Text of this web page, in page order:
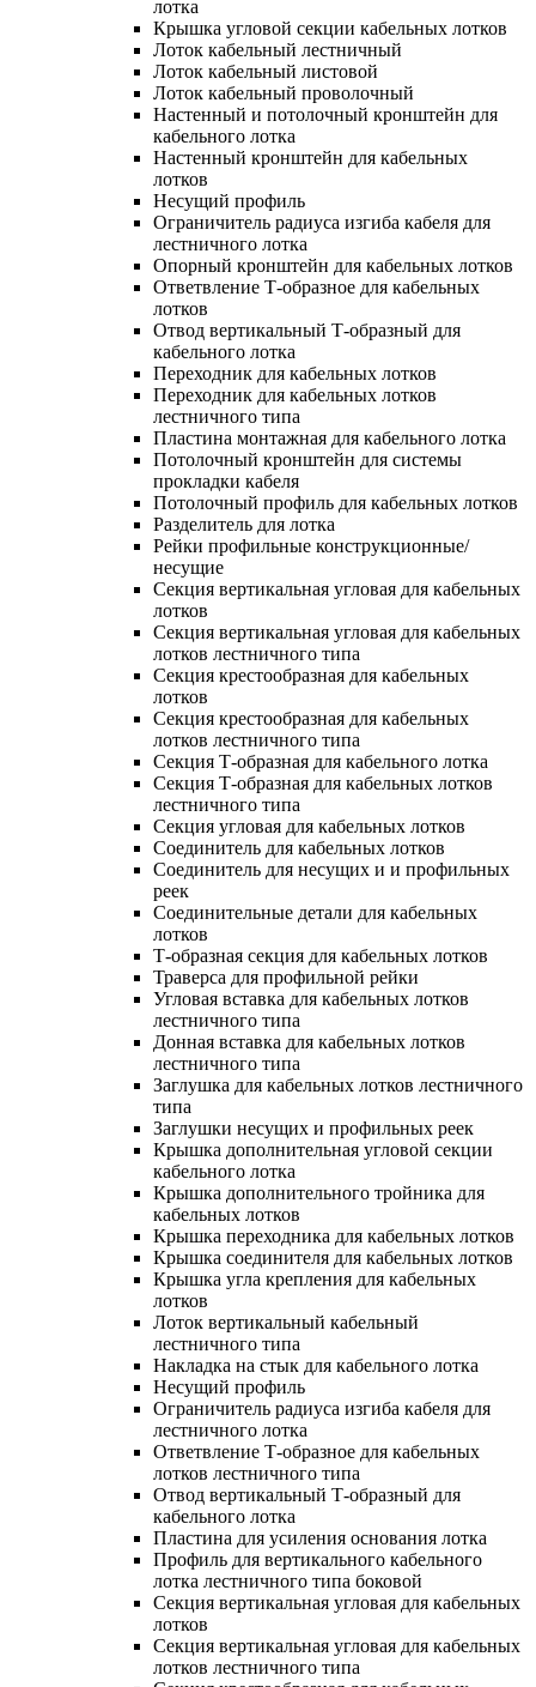
лотка
Крышка угловой секции кабельных лотков
Лоток кабельный лестничный
Лоток кабельный листовой
Лоток кабельный проволочный
Настенный и потолочный кронштейн для
кабельного лотка
Настенный кронштейн для кабельных
лотков
Несущий профиль
Ограничитель радиуса изгиба кабеля для
лестничного лотка
Опорный кронштейн для кабельных лотков
Ответвление Т-образное для кабельных
лотков
Отвод вертикальный Т-образный для
кабельного лотка
Переходник для кабельных лотков
Переходник для кабельных лотков
лестничного типа
Пластина монтажная для кабельного лотка
Потолочный кронштейн для системы
прокладки кабеля
Потолочный профиль для кабельных лотков
Разделитель для лотка
Рейки профильные конструкционные/
несущие
Секция вертикальная угловая для кабельных
лотков
Секция вертикальная угловая для кабельных
лотков лестничного типа
Секция крестообразная для кабельных
лотков
Секция крестообразная для кабельных
лотков лестничного типа
Секция Т-образная для кабельного лотка
Секция Т-образная для кабельных лотков
лестничного типа
Секция угловая для кабельных лотков
Соединитель для кабельных лотков
Соединитель для несущих и и профильных
реек
Соединительные детали для кабельных
лотков
Т-образная секция для кабельных лотков
Траверса для профильной рейки
Угловая вставка для кабельных лотков
лестничного типа
Донная вставка для кабельных лотков
лестничного типа
Заглушка для кабельных лотков лестничного
типа
Заглушки несущих и профильных реек
Крышка дополнительная угловой секции
кабельного лотка
Крышка дополнительного тройника для
кабельных лотков
Крышка переходника для кабельных лотков
Крышка соединителя для кабельных лотков
Крышка угла крепления для кабельных
лотков
Лоток вертикальный кабельный
лестничного типа
Накладка на стык для кабельного лотка
Несущий профиль
Ограничитель радиуса изгиба кабеля для
лестничного лотка
Ответвление Т-образное для кабельных
лотков лестничного типа
Отвод вертикальный Т-образный для
кабельного лотка
Пластина для усиления основания лотка
Профиль для вертикального кабельного
лотка лестничного типа боковой
Секция вертикальная угловая для кабельных
лотков
Секция вертикальная угловая для кабельных
лотков лестничного типа